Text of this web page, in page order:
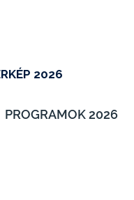
2026
PROGRAMOK 2026